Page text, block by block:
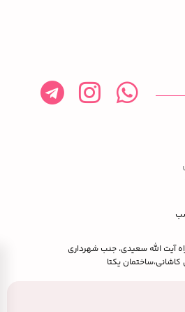
آیت الله سعیدی، جنب شهرداری
کاشانی،ساختمان یکتا